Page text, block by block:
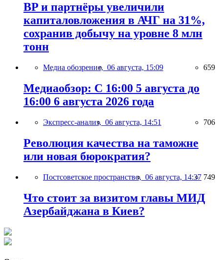
BP и партнёры увеличили
капиталовложения в АЧГ на 31%,
сохранив добычу на уровне 8 млн
тонн
Медиа обозрение, 06 августа, 15:09 659
Медиаобзор: С 16:00 5 августа до
16:00 6 августа 2026 года
Экспресс-анализ, 06 августа, 14:51 706
Революция качества на таможне
или новая бюрократия?
Постсоветское пространство, 06 августа, 14:37 749
Что стоит за визитом главы МИД
Азербайджана в Киев?